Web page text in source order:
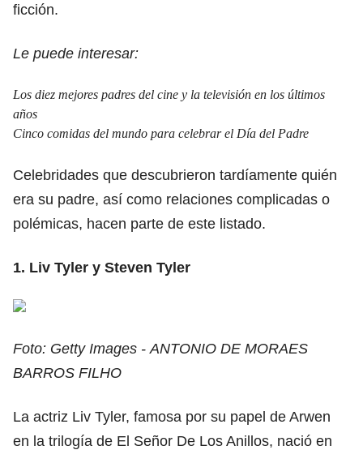
ficción.
Le puede interesar:
Los diez mejores padres del cine y la televisión en los últimos
años
Cinco comidas del mundo para celebrar el Día del Padre
Celebridades que descubrieron tardíamente quién
era su padre, así como relaciones complicadas o
polémicas, hacen parte de este listado.
1. Liv Tyler y Steven Tyler
Foto: Getty Images - ANTONIO DE MORAES
BARROS FILHO
La actriz Liv Tyler, famosa por su papel de Arwen
en la trilogía de El Señor De Los Anillos, nació en